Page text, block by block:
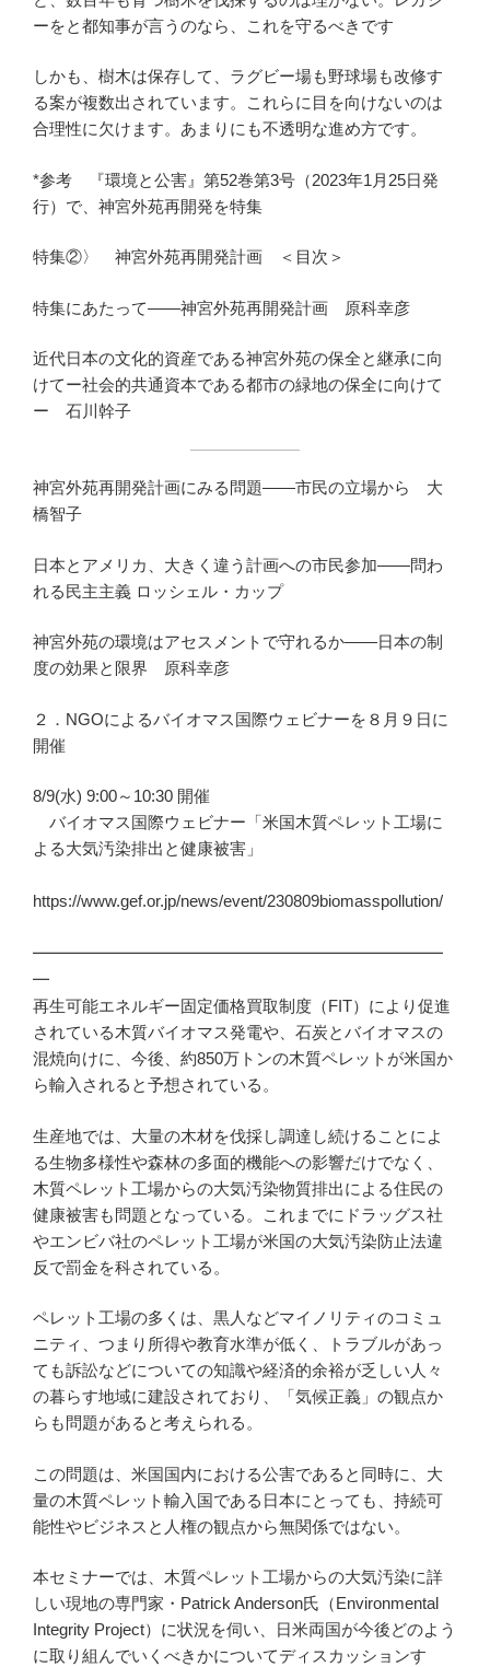
ーをと都知事が言うのなら、これを守るべきです
しかも、樹木は保存して、ラグビー場も野球場も改修す
る案が複数出されています。これらに目を向けないのは
合理性に欠けます。あまりにも不透明な進め方です。
*参考 『環境と公害』第52巻第3号（2023年1月25日発
行）で、神宮外苑再開発を特集
特集②〉 神宮外苑再開発計画 ＜目次＞
特集にあたって――神宮外苑再開発計画 原科幸彦
近代日本の文化的資産である神宮外苑の保全と継承に向
けてー社会的共通資本である都市の緑地の保全に向けて
ー 石川幹子
神宮外苑再開発計画にみる問題――市民の立場から 大
橋智子
日本とアメリカ、大きく違う計画への市民参加――問わ
れる民主主義 ロッシェル・カップ
神宮外苑の環境はアセスメントで守れるか――日本の制
度の効果と限界 原科幸彦
２．NGOによるバイオマス国際ウェビナーを８月９日に
開催
8/9(水) 9:00～10:30 開催
バイオマス国際ウェビナー「米国木質ペレット工場に
よる大気汚染排出と健康被害」
https://www.gef.or.jp/news/event/230809biomasspollution/
━━━━━━━━━━━━━━━━━━━━━━━━━
━
再生可能エネルギー固定価格買取制度（FIT）により促進
されている木質バイオマス発電や、石炭とバイオマスの
混焼向けに、今後、約850万トンの木質ペレットが米国か
ら輸入されると予想されている。
生産地では、大量の木材を伐採し調達し続けることによ
る生物多様性や森林の多面的機能への影響だけでなく、
木質ペレット工場からの大気汚染物質排出による住民の
健康被害も問題となっている。これまでにドラッグス社
やエンビバ社のペレット工場が米国の大気汚染防止法違
反で罰金を科されている。
ペレット工場の多くは、黒人などマイノリティのコミュ
ニティ、つまり所得や教育水準が低く、トラブルがあっ
ても訴訟などについての知識や経済的余裕が乏しい人々
の暮らす地域に建設されており、「気候正義」の観点か
らも問題があると考えられる。
この問題は、米国国内における公害であると同時に、大
量の木質ペレット輸入国である日本にとっても、持続可
能性やビジネスと人権の観点から無関係ではない。
本セミナーでは、木質ペレット工場からの大気汚染に詳
しい現地の専門家・Patrick Anderson氏（Environmental
Integrity Project）に状況を伺い、日米両国が今後どのよう
に取り組んでいくべきかについてディスカッションす